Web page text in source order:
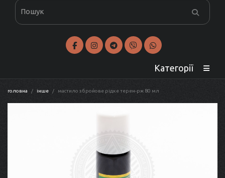
Категорії
головна інше мастило збройове рідке терен-рж 80 мл